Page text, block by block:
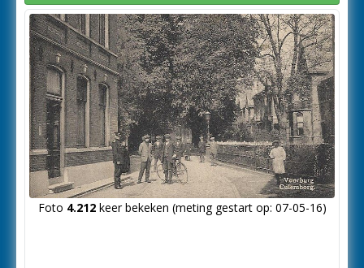
Foto 4.212keer bekeken (meting gestart op: 07-05-16)